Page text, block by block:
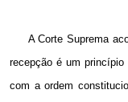
A Corte Suprema
recepção é um
com a ordem